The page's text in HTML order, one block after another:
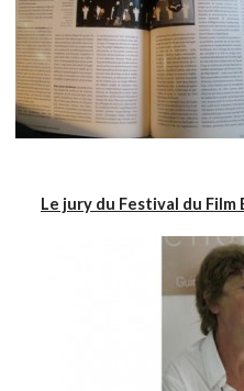
Le jury du Festival du